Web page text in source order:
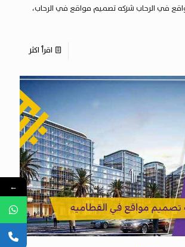
في الرحاب شركه تصميم مواقع في الرحاب،
اقرأ اكثر
←